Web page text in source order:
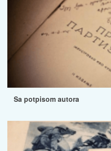
Sa potpisom autora